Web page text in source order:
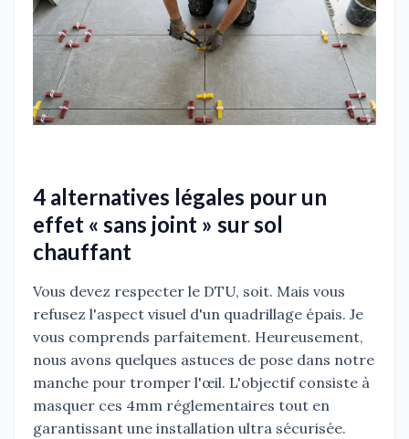
4 alternatives légales pour un
effet « sans joint » sur sol
chauffant
Vous devez respecter le DTU, soit. Mais vous
refusez l'aspect visuel d'un quadrillage épais. Je
vous comprends parfaitement. Heureusement,
nous avons quelques astuces de pose dans notre
manche pour tromper l'œil. L'objectif consiste à
masquer ces 4mm réglementaires tout en
garantissant une installation ultra sécurisée.